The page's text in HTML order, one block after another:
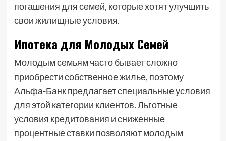
погашения для семей, которые хотят улучшить
свои жилищные условия.
Ипотека для Молодых Семей
Молодым семьям часто бывает сложно
приобрести собственное жилье, поэтому
Альфа-Банк предлагает специальные условия
для этой категории клиентов. Льготные
условия кредитования и сниженные
процентные ставки позволяют молодым